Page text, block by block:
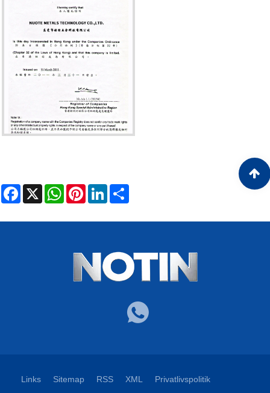
Facebook
X WhatsAppPinterestLinkedIn
Links Sitemap RSS XML Privatlivspolitik